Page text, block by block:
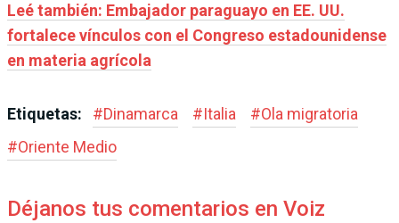
Leé también: Embajador paraguayo en EE. UU.
fortalece vínculos con el Congreso estadounidense
en materia agrícola
Etiquetas: #Dinamarca #Italia #Ola migratoria
#Oriente Medio
Déjanos tus comentarios en Voiz